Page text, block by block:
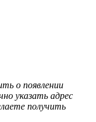
о появлении
указать адрес
получить